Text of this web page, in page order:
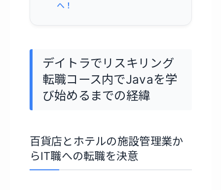
へ！
デイトラでリスキリング
転職コース内でJavaを学
び始めるまでの経緯
百貨店とホテルの施設管理業か
らIT職への転職を決意